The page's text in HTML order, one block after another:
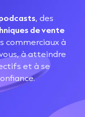
, des
de vente
commerciaux à
à atteindre
et à se